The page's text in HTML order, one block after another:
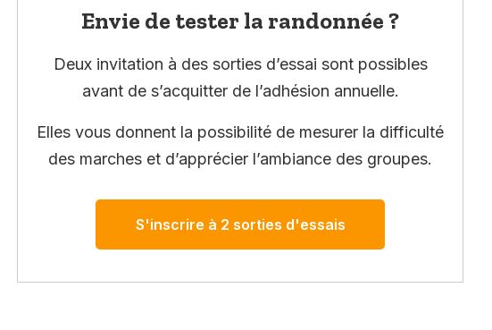
Envie de tester la randonnée ?
Deux invitation à des sorties d’essai sont possibles
avant de s’acquitter de l’adhésion annuelle.
Elles vous donnent la possibilité de mesurer la difficulté
des marches et d’apprécier l’ambiance des groupes.
S'inscrire à 2 sorties d'essais